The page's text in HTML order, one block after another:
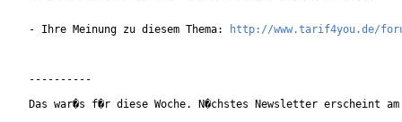
- Ihre Meinung zu diesem Thema: http://www.tarif4you.de/
----------
Das war�s f�r diese Woche. N�chstes Newsletter erscheint